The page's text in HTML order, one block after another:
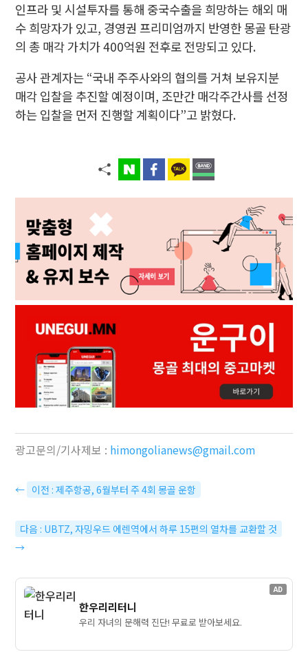
인프라 및 시설투자를 통해 중국수출을 희망하는 해외 매
수 희망자가 있고, 경영권 프리미엄까지 반영한 몽골 탄광
의 총 매각 가치가 400억원 전후로 전망되고 있다.
공사 관계자는 “국내 주주사와의 협의를 거쳐 보유지분
매각 입찰을 추진할 예정이며, 조만간 매각주간사를 선정
하는 입찰을 먼저 진행할 계획이다”고 밝혔다.
광고문의/기사제보 : himongolianews@gmail.com
← 이전 : 제주항공, 6월부터 주 4회 몽골 운항
다음 : UBTZ, 자밍우드 에렌역에서 하루 15편의 열차를 교환할 것
→
AD
한우리리터니
우리 자녀의 문해력 진단! 무료로 받아보세요.